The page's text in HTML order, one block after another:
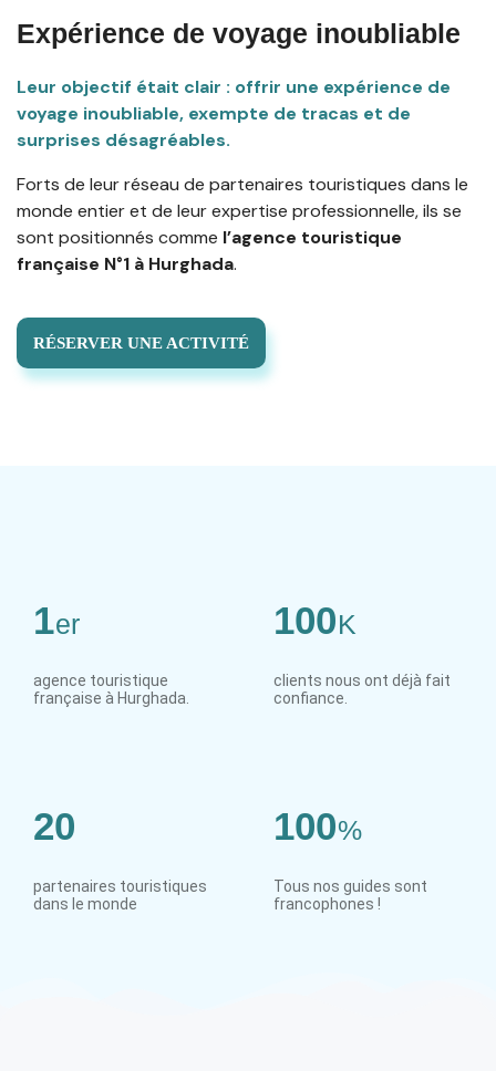
Expérience de voyage inoubliable
Leur objectif était clair : offrir une expérience de
voyage inoubliable, exempte de tracas et de
surprises désagréables.
Forts de leur réseau de partenaires touristiques dans le
monde entier et de leur expertise professionnelle, ils se
sont positionnés comme l’agence touristique
française N°1 à Hurghada.
RÉSERVER UNE ACTIVITÉ
1er
agence touristique
française à Hurghada.
100K
clients nous ont déjà fait
confiance.
20
partenaires touristiques
dans le monde
100%
Tous nos guides sont
francophones !